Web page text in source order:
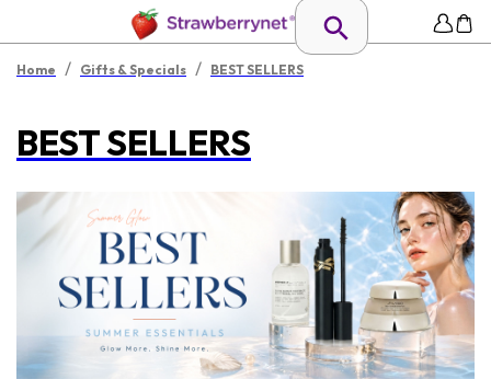
Home / Gifts & Specials / BEST SELLERS
BEST SELLERS